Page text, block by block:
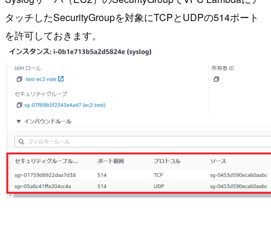
タッチしたSecurityGroupを対象にTCPとUDPの514ポート
を許可しておきます。